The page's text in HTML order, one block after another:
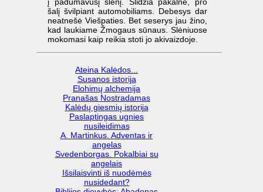
šalį švilpiant automobiliams. Debesys dar
neatnešė Viešpaties. Bet seserys jau žino,
kad laukiame Žmogaus sūnaus. Slėniuose
mokomasi kaip reikia stoti jo akivaizdoje.
Ateina Kalėdos...
Susanos istorija
Elohimų alchemija
Pranašas Nostradamas
Kalėdų giesmių istorija
Paslaptingas ugnies
nusileidimas
A. Martinkus. Adventas ir
angelas
Svedenborgas. Pokalbiai su
angelais
Išsilaisvinti iš nuodėmės
nusidedant?